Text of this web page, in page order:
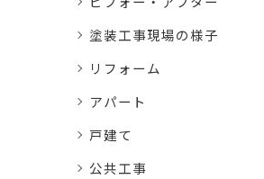
塗装工事現場の様子
リフォーム
アパート
戸建て
公共工事